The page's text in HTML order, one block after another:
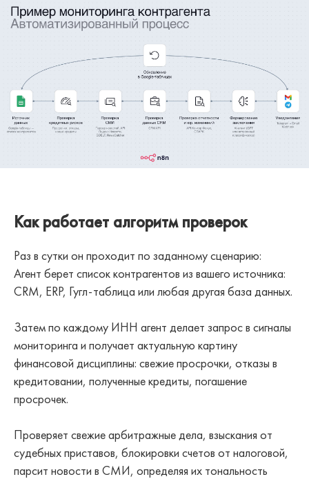
Как работает алгоритм проверок
Раз в сутки он проходит по заданному сценарию:
Агент берет список контрагентов из вашего источника:
CRM, ERP, Гугл-таблица или любая другая база данных.
Затем по каждому ИНН агент делает запрос в сигналы
мониторинга и получает актуальную картину
финансовой дисциплины: свежие просрочки, отказы в
кредитовании, полученные кредиты, погашение
просрочек.
Проверяет свежие арбитражные дела, взыскания от
судебных приставов, блокировки счетов от налоговой,
парсит новости в СМИ, определяя их тональность